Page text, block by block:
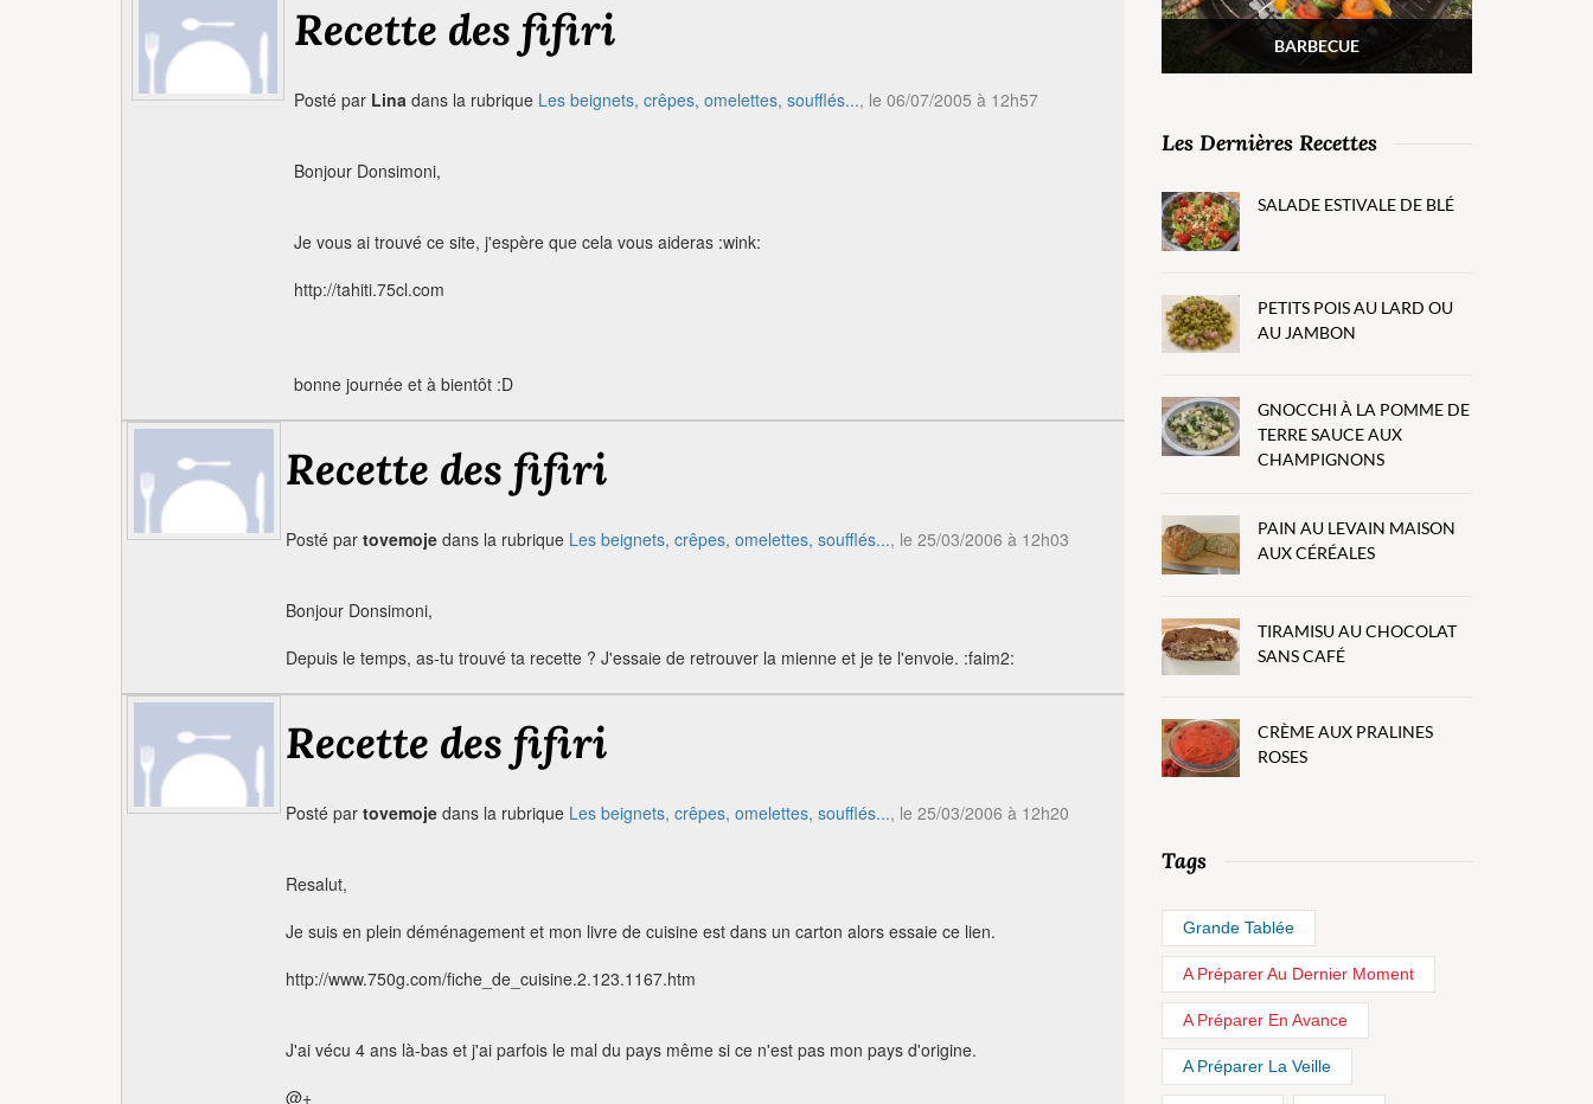
Recette des fifiri
Posté par Lina dans la rubrique Les beignets, crêpes, omelettes, soufflés..., le 06/07/2005 à 12h57
Bonjour Donsimoni,
Je vous ai trouvé ce site, j'espère que cela vous aideras :wink:
http://tahiti.75cl.com
bonne journée et à bientôt :D
Recette des fifiri
Posté par tovemoje dans la rubrique Les beignets, crêpes, omelettes, soufflés..., le 25/03/2006 à 12h03
Bonjour Donsimoni,
Depuis le temps, as-tu trouvé ta recette ? J'essaie de retrouver la mienne et je te l'envoie. :faim2:
Recette des fifiri
Posté par tovemoje dans la rubrique Les beignets, crêpes, omelettes, soufflés..., le 25/03/2006 à 12h20
Resalut,
Je suis en plein déménagement et mon livre de cuisine est dans un carton alors essaie ce lien.
http://www.750g.com/fiche_de_cuisine.2.123.1167.htm
J'ai vécu 4 ans là-bas et j'ai parfois le mal du pays même si ce n'est pas mon pays d'origine.
@+
BARBECUE
Les Dernières Recettes
SALADE ESTIVALE DE BLÉ
PETITS POIS AU LARD OU
AU JAMBON
GNOCCHI À LA POMME DE
TERRE SAUCE AUX
CHAMPIGNONS
PAIN AU LEVAIN MAISON
AUX CÉRÉALES
TIRAMISU AU CHOCOLAT
SANS CAFÉ
CRÈME AUX PRALINES
ROSES
Tags
Grande Tablée
A Préparer Au Dernier Moment
A Préparer En Avance
A Préparer La Veille